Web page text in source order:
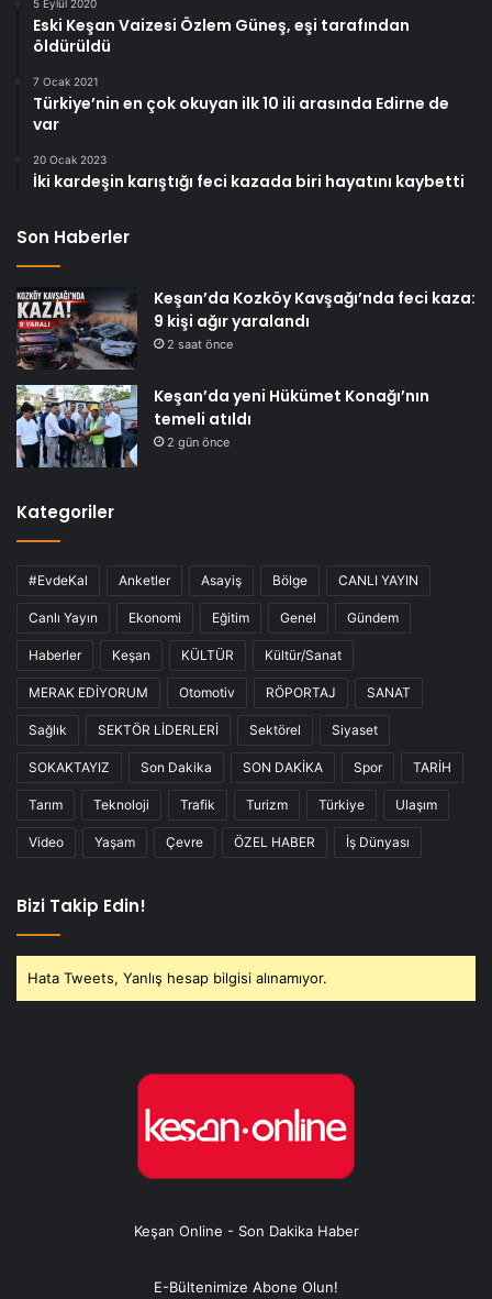
5 Eylül 2020
Eski Keşan Vaizesi Özlem Güneş, eşi tarafından
öldürüldü
7 Ocak 2021
Türkiye’nin en çok okuyan ilk 10 ili arasında Edirne de
var
20 Ocak 2023
İki kardeşin karıştığı feci kazada biri hayatını kaybetti
Son Haberler
Keşan’da Kozköy Kavşağı’nda feci kaza:
9 kişi ağır yaralandı
2 saat önce
Keşan’da yeni Hükümet Konağı’nın
temeli atıldı
2 gün önce
Kategoriler
#EvdeKal Anketler Asayiş Bölge CANLI YAYIN
Canlı Yayın Ekonomi Eğitim Genel Gündem
Haberler Keşan KÜLTÜR Kültür/Sanat
MERAK EDİYORUM Otomotiv RÖPORTAJ SANAT
Sağlık SEKTÖR LİDERLERİ Sektörel Siyaset
SOKAKTAYIZ Son Dakika SON DAKİKA Spor TARİH
Tarım Teknoloji Trafik Turizm Türkiye Ulaşım
Video Yaşam Çevre ÖZEL HABER İş Dünyası
Bizi Takip Edin!
Hata Tweets, Yanlış hesap bilgisi alınamıyor.
Keşan Online - Son Dakika Haber
E-Bültenimize Abone Olun!